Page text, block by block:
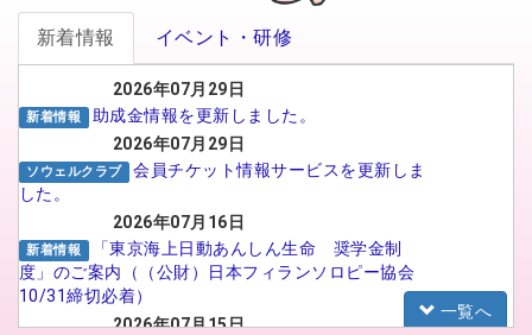
新着情報 イベント・研修
2026年07月29日
新着情報
助成金情報を更新しました。
2026年07月29日
ソウェルクラブ
会員チケット情報サービスを更新しま
した。
2026年07月16日
新着情報
「東京海上日動あんしん生命 奨学金制
度」のご案内（（公財）日本フィランソロピー協会
10/31締切必着）
2026年07月15日
一覧へ